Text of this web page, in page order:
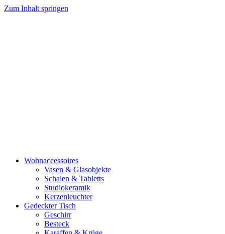
Zum Inhalt springen
Wohnaccessoires
Vasen & Glasobjekte
Schalen & Tabletts
Studiokeramik
Kerzenleuchter
Gedeckter Tisch
Geschirr
Besteck